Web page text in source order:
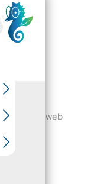
l’agence web